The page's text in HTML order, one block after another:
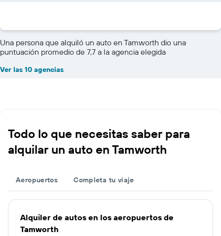
Una persona que alquiló un auto en Tamworth dio una
puntuación promedio de 7,7 a la agencia elegida
Ver las 10 agencias
Todo lo que necesitas saber para
alquilar un auto en Tamworth
Aeropuertos Completa tu viaje
Alquiler de autos en los aeropuertos de
Tamworth